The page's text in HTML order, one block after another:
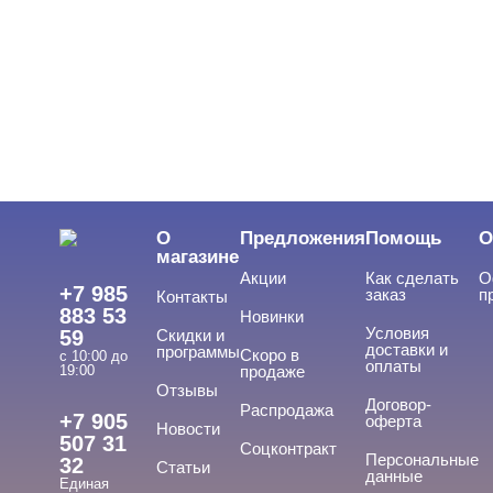
Cвернуть
+7 985
883 53
59
с 10:00 до
19:00
+7 905
507 31
32
Единая
О
магазине
Контакты
Скидки и
программы
Отзывы
Новости
Статьи
Предложения
Акции
Новинки
Скоро в
продаже
Распродажа
Соцконтракт
Помощь
Как сделать
заказ
Условия
доставки и
оплаты
Договор-
оферта
Персональные
данные